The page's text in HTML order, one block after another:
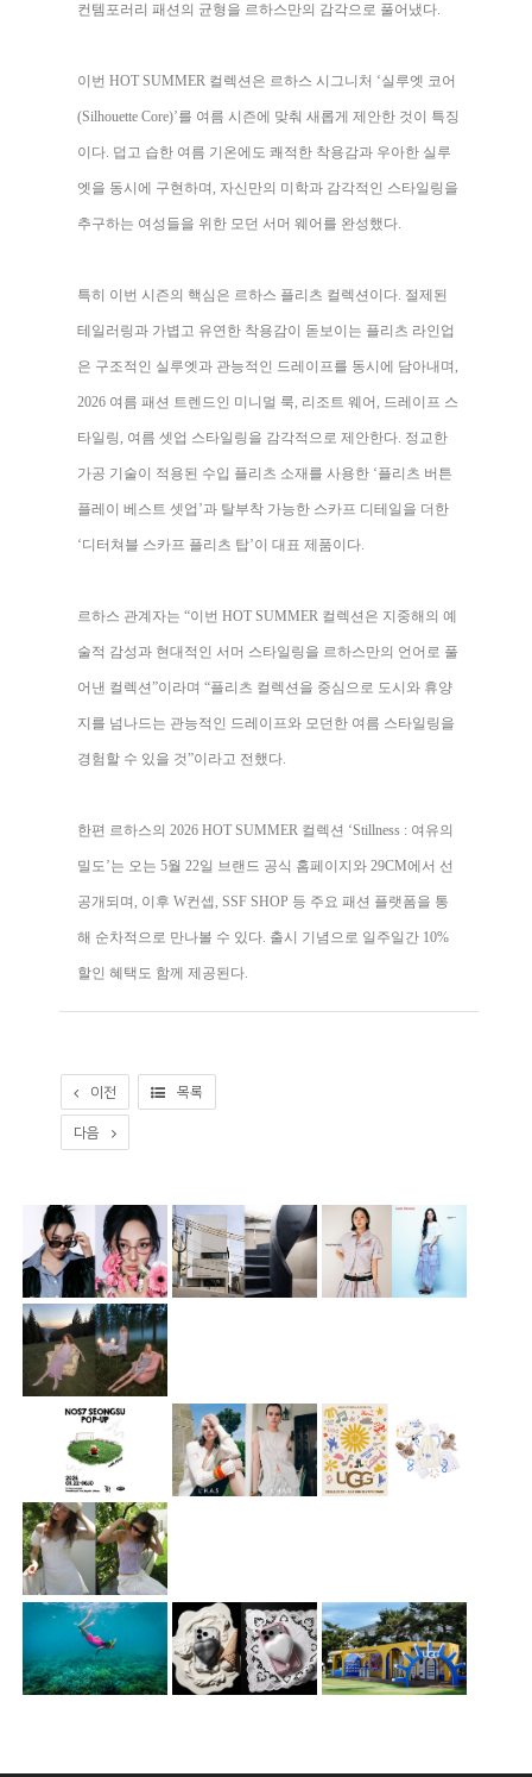
컨템포러리 패션의 균형을 르하스만의 감각으로 풀어냈다.
이번 HOT SUMMER 컬렉션은 르하스 시그니처 ‘실루엣 코어
(Silhouette Core)’를 여름 시즌에 맞춰 새롭게 제안한 것이 특징
이다. 덥고 습한 여름 기온에도 쾌적한 착용감과 우아한 실루
엣을 동시에 구현하며, 자신만의 미학과 감각적인 스타일링을
추구하는 여성들을 위한 모던 서머 웨어를 완성했다.
특히 이번 시즌의 핵심은 르하스 플리츠 컬렉션이다. 절제된
테일러링과 가볍고 유연한 착용감이 돋보이는 플리츠 라인업
은 구조적인 실루엣과 관능적인 드레이프를 동시에 담아내며,
2026 여름 패션 트렌드인 미니멀 룩, 리조트 웨어, 드레이프 스
타일링, 여름 셋업 스타일링을 감각적으로 제안한다. 정교한
가공 기술이 적용된 수입 플리츠 소재를 사용한 ‘플리츠 버튼
플레이 베스트 셋업’과 탈부착 가능한 스카프 디테일을 더한
‘디터쳐블 스카프 플리츠 탑’이 대표 제품이다.
르하스 관계자는 “이번 HOT SUMMER 컬렉션은 지중해의 예
술적 감성과 현대적인 서머 스타일링을 르하스만의 언어로 풀
어낸 컬렉션”이라며 “플리츠 컬렉션을 중심으로 도시와 휴양
지를 넘나드는 관능적인 드레이프와 모던한 여름 스타일링을
경험할 수 있을 것”이라고 전했다.
한편 르하스의 2026 HOT SUMMER 컬렉션 ‘Stillness : 여유의
밀도’는 오는 5월 22일 브랜드 공식 홈페이지와 29CM에서 선
공개되며, 이후 W컨셉, SSF SHOP 등 주요 패션 플랫폼을 통
해 순차적으로 만나볼 수 있다. 출시 기념으로 일주일간 10%
할인 혜택도 함께 제공된다.
이전 목록
다음